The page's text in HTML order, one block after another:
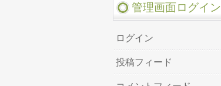
管理画面ログイン
ログイン
投稿フィード